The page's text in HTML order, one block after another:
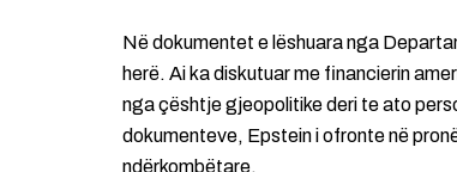
Në dokumentet e lëshuara nga
herë. Ai ka diskutuar me financierin
nga çështje gjeopolitike deri te ato
dokumenteve, Epstein i ofronte në
ndërkombëtare.